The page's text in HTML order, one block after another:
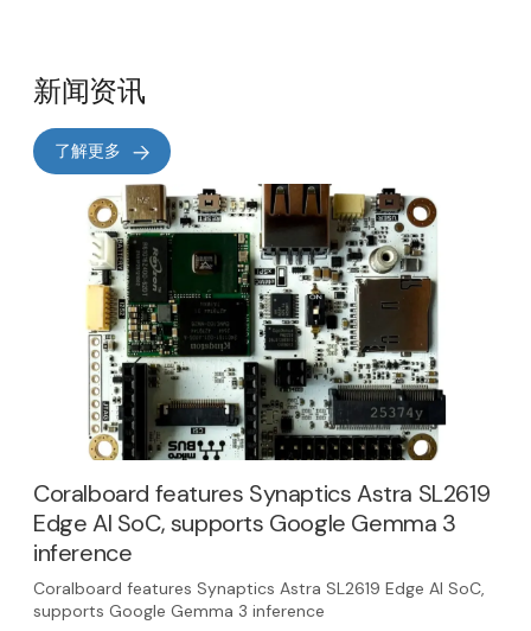
新闻资讯
了解更多
Coralboard features Synaptics Astra SL2619
Edge AI SoC, supports Google Gemma 3
inference
Coralboard features Synaptics Astra SL2619 Edge AI SoC,
supports Google Gemma 3 inference